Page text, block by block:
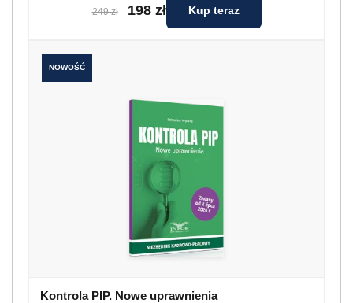
249 zł 198 zł Kup teraz
NOWOŚĆ
Kontrola PIP. Nowe uprawnienia